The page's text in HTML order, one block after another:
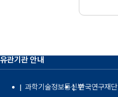
유관기관 안내
과학기술정보통신부한국연구재단